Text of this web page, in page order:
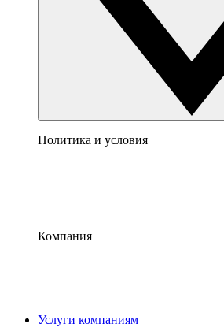
Политика и условия
Компания
Услуги компаниям